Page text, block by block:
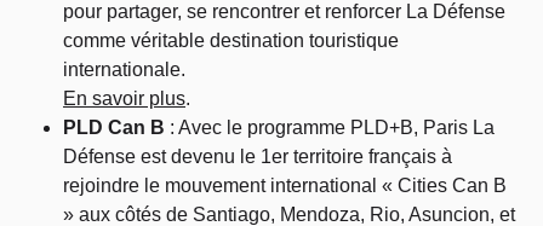
pour partager, se rencontrer et renforcer La Défense
comme véritable destination touristique
internationale.
En savoir plus.
PLD Can B : Avec le programme PLD+B, Paris La
Défense est devenu le 1er territoire français à
rejoindre le mouvement international « Cities Can B
» aux côtés de Santiago, Mendoza, Rio, Asuncion, et